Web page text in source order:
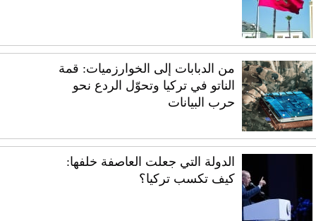
من الدبابات إلى الخوارزميات: قمة
الناتو في تركيا وتحوّل الردع نحو
حرب البيانات
الدولة التي جعلت العاصفة خلفها:
كيف تكسب تركيا؟